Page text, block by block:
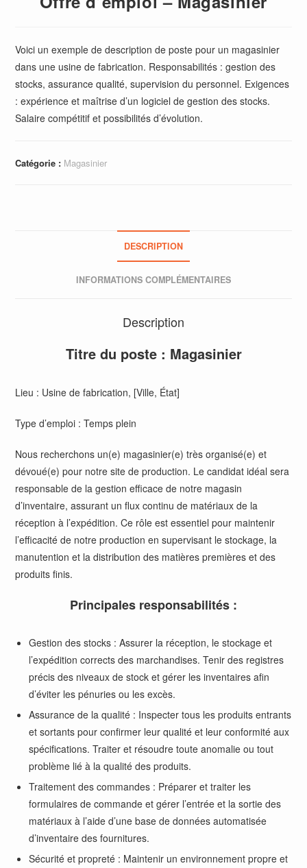
Voici un exemple de description de poste pour un magasinier
dans une usine de fabrication. Responsabilités : gestion des
stocks, assurance qualité, supervision du personnel. Exigences
: expérience et maîtrise d’un logiciel de gestion des stocks.
Salaire compétitif et possibilités d’évolution.
Catégorie : Magasinier
DESCRIPTION
INFORMATIONS COMPLÉMENTAIRES
Description
Titre du poste : Magasinier
Lieu : Usine de fabrication, [Ville, État]
Type d’emploi : Temps plein
Nous recherchons un(e) magasinier(e) très organisé(e) et
dévoué(e) pour notre site de production. Le candidat idéal sera
responsable de la gestion efficace de notre magasin
d’inventaire, assurant un flux continu de matériaux de la
réception à l’expédition. Ce rôle est essentiel pour maintenir
l’efficacité de notre production en supervisant le stockage, la
manutention et la distribution des matières premières et des
produits finis.
Principales responsabilités :
Gestion des stocks : Assurer la réception, le stockage et
l’expédition corrects des marchandises. Tenir des registres
précis des niveaux de stock et gérer les inventaires afin
d’éviter les pénuries ou les excès.
Assurance de la qualité : Inspecter tous les produits entrants
et sortants pour confirmer leur qualité et leur conformité aux
spécifications. Traiter et résoudre toute anomalie ou tout
problème lié à la qualité des produits.
Traitement des commandes : Préparer et traiter les
formulaires de commande et gérer l’entrée et la sortie des
matériaux à l’aide d’une base de données automatisée
d’inventaire des fournitures.
Sécurité et propreté : Maintenir un environnement propre et